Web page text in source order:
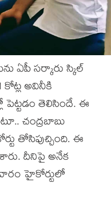
ఏపీ స‌ర్కారు స్కిల్
అవినీకి
పెట్ట‌డం తెలిసిందే. ఈ
చంద్ర‌బాబు
తోసిపుచ్చింది. ఈ
దీనిపై అనేక
హైకోర్టులో